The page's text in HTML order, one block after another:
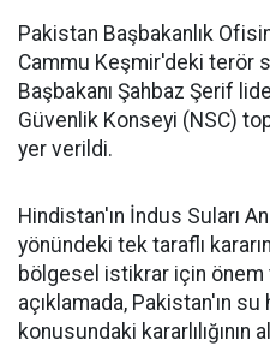
Pakistan Başbakanlık
Cammu Keşmir'deki terör
Başbakanı Şahbaz Şerif
Güvenlik Konseyi (NSC)
yer verildi.
Hindistan'ın İndus Suları
yönündeki tek taraflı
bölgesel istikrar için önem
açıklamada, Pakistan'ın su
konusundaki kararlılığının